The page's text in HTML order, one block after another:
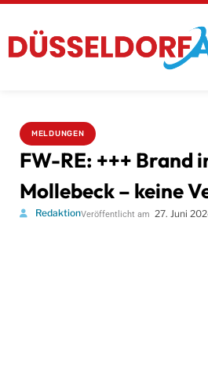
MELDUNGEN
FW-RE: +++ Brand
Mollebeck – keine
RedaktionVeröffentlicht am 27. Juni